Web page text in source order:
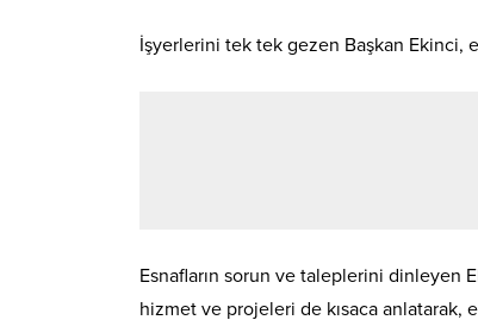
İşyerlerini tek tek gezen Başkan Ekinci,
Esnafların sorun ve taleplerini dinleyen
hizmet ve projeleri de kısaca anlatarak,